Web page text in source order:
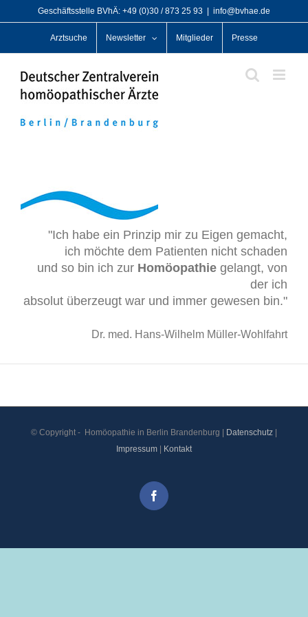
springen
Geschäftsstelle BVhÄ: +49 (0)30 / 873 25 93 info@bvhae.de
Arztsuche Newsletter Mitglieder Presse
"Ich habe ein Prinzip mir zu Eigen gemacht,
ich möchte dem Patienten nicht schaden
und so bin ich zur Homöopathie gelangt, von
der ich
absolut überzeugt war und immer gewesen bin."
Dr. med. Hans-Wilhelm Müller-Wohlfahrt
© Copyright - Homöopathie in Berlin Brandenburg | Datenschutz
Impressum
Kontakt
Facebook